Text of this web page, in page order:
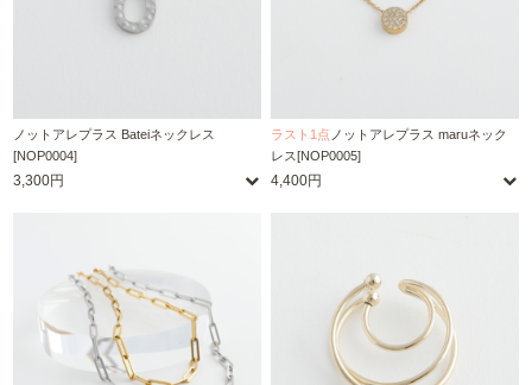
ノットアレプラス Bateiネックレス
[NOP0004]
3,300円
ラスト1点 ノットアレプラス maruネック
レス[NOP0005]
4,400円